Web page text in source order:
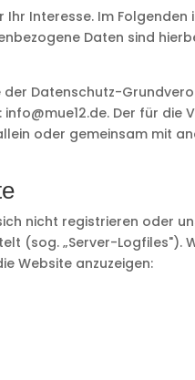
Interesse. Im
Daten sind
Datenschutz-
Der für
oder gemeinsam mit
nicht registrieren oder
(sog. „Server-Logfiles").
Website anzuzeigen: